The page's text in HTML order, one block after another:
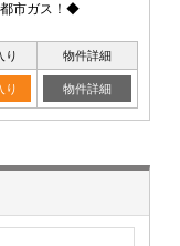
市ガス！◆
り 物件詳細
り 物件詳細